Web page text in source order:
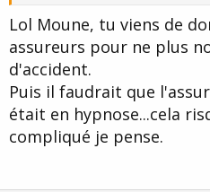
Lol Moune, tu viens de
assureurs pour ne plus
d'accident.
Puis il faudrait que
était en hypnose...cela
compliqué je pense.